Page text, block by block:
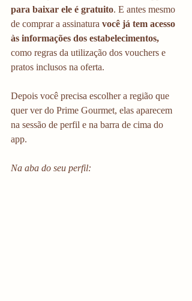
para baixar ele é gratuito. E antes mesmo
de comprar a assinatura você já tem acesso
às informações dos estabelecimentos,
como regras da utilização dos vouchers e
pratos inclusos na oferta.
Depois você precisa escolher a região que
quer ver do Prime Gourmet, elas aparecem
na sessão de perfil e na barra de cima do
app.
Na aba do seu perfil: